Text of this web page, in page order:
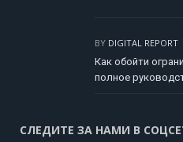
BY DIGITAL REPORT
Как обойти
полное
СЛЕДИТЕ ЗА НАМИ В